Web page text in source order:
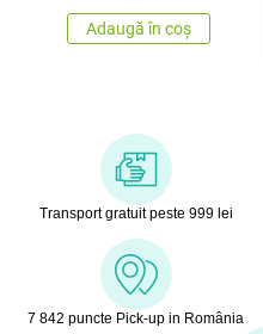
Adaugă în coș
Transport gratuit peste 999 lei
7 842 puncte Pick-up in România